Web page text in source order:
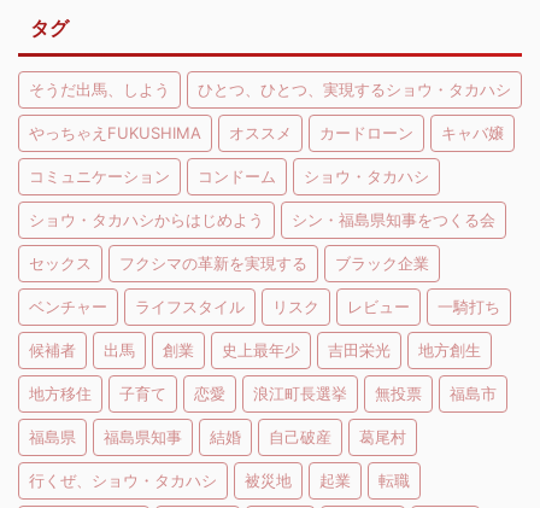
タグ
そうだ出馬、しよう ひとつ、ひとつ、実現するショウ・タカハシ
やっちゃえFUKUSHIMA オススメ カードローン キャバ嬢
コミュニケーション コンドーム ショウ・タカハシ
ショウ・タカハシからはじめよう シン・福島県知事をつくる会
セックス フクシマの革新を実現する ブラック企業
ベンチャー ライフスタイル リスク レビュー 一騎打ち
候補者 出馬 創業 史上最年少 吉田栄光 地方創生
地方移住 子育て 恋愛 浪江町長選挙 無投票 福島市
福島県 福島県知事 結婚 自己破産 葛尾村
行くぜ、ショウ・タカハシ 被災地 起業 転職